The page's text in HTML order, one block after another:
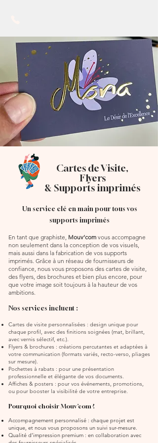
Cartes de Visite,
Flyers
& Supports imprimés
Un service clé en main pour tous vos
supports imprimés
En tant que graphiste, Mouv’com vous accompagne
non seulement dans la conception de vos visuels,
mais aussi dans la fabrication de vos supports
imprimés. Grâce à un réseau de fournisseurs de
confiance, nous vous proposons des cartes de visite,
des flyers, des brochures et bien plus encore, pour
que votre image soit toujours à la hauteur de vos
ambitions.
Nos services incluent :
Cartes de visite personnalisées : design unique pour
chaque profil, avec des finitions soignées (mat, brillant,
avec vernis sélectif, etc.).
Flyers & brochures : créations percutantes et adaptées à
votre communication (formats variés, recto-verso, pliages
sur mesure).
Pochettes à rabats : pour une présentation
professionnelle et élégante de vos documents.
Affiches & posters : pour vos événements, promotions,
ou pour booster la visibilité de votre entreprise.
Pourquoi choisir Mouv’com ?
Accompagnement personnalisé : chaque projet est
unique, et nous vous proposons un suivi sur-mesure.
Qualité d’impression premium : en collaboration avec